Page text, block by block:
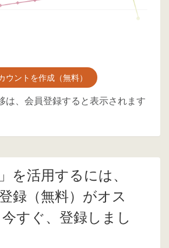
ウントを作成（無料）
は、会員登録すると表示されます
を活用するには、
録（無料）がオス
すぐ、登録しまし